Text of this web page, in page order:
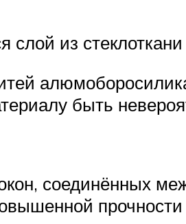
из
быть
соединённых